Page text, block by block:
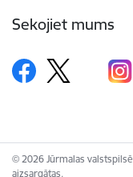
Sekojiet mums
© 2026 Jūrmalas
aizsargātas.